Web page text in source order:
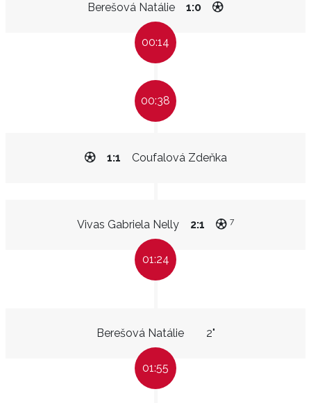
Berešová Natálie 1:0
00:14
00:38
Coufalová Zdeňka
1:1
Vivas Gabriela Nelly 2:1 7
01:24
Berešová Natálie 2"
01:55